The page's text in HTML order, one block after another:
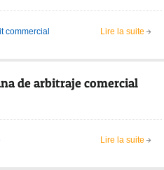
commercial Lire la suite
de arbitraje comercial
Lire la suite